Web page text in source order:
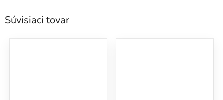
Súvisiaci tovar